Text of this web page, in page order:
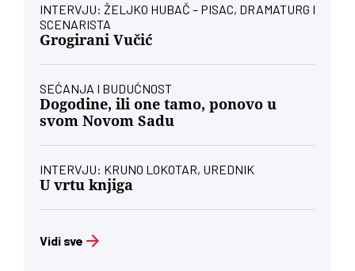
INTERVJU: ŽELJKO HUBAČ – PISAC, DRAMATURG I
SCENARISTA
Grogirani Vučić
SEĆANJA I BUDUĆNOST
Dogodine, ili one tamo, ponovo u
svom Novom Sadu
INTERVJU: KRUNO LOKOTAR, UREDNIK
U vrtu knjiga
Vidi sve